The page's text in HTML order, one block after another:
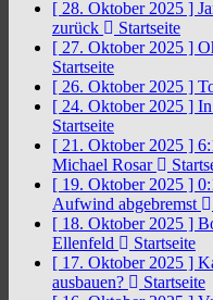
[ 28. Oktober 2025 ]
zurück
Startseite
[ 27. Oktober 2025 ]
Startseite
[ 26. Oktober 2025 ]
[ 24. Oktober 2025 ]
Startseite
[ 21. Oktober 2025 ]
Michael Rosar
[ 19. Oktober 2025 ]
Aufwind abgebremst
[ 18. Oktober 2025 ]
Ellenfeld
Startseite
[ 17. Oktober 2025 ]
ausbauen?
Startseite